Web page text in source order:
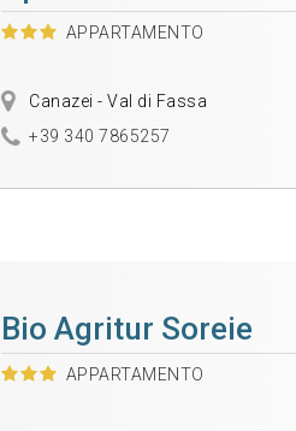
APPARTAMENTO
Canazei - Val di Fassa
+39 340 7865257
Bio Agritur Soreie
APPARTAMENTO